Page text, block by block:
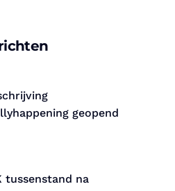
geopend
tussenstand na